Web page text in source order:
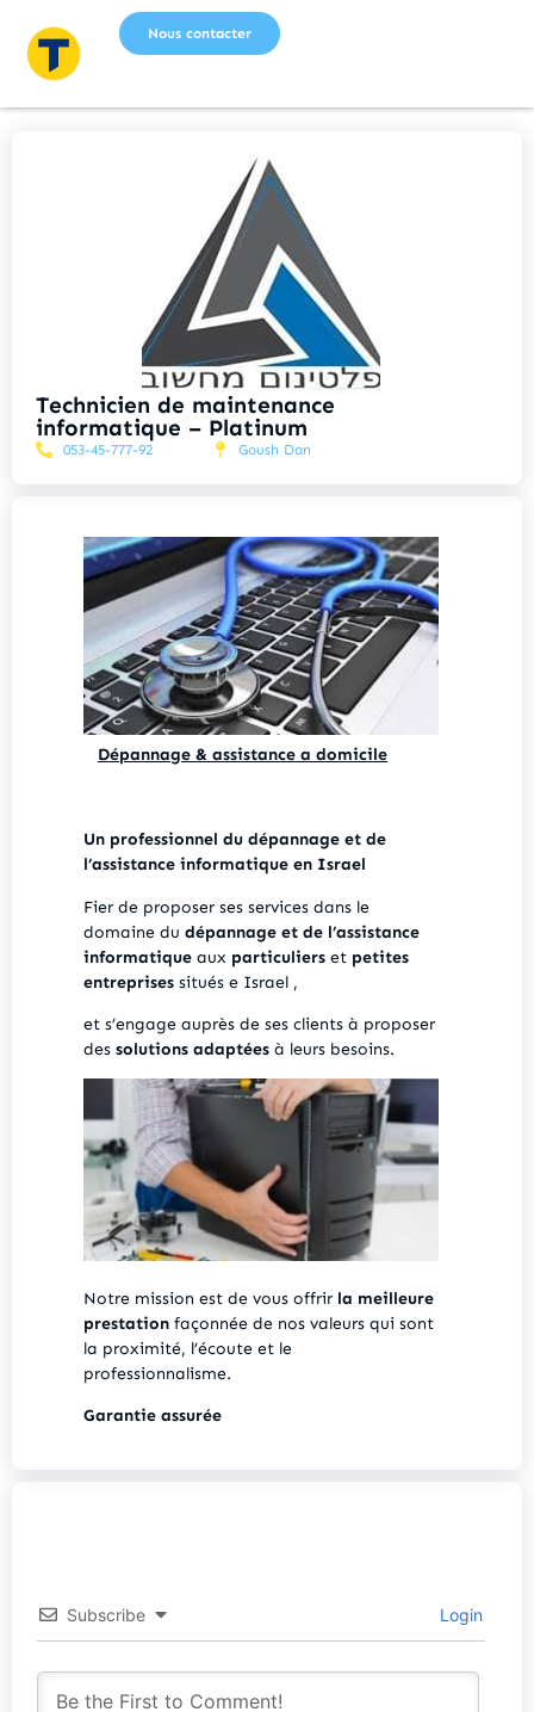
Nous contacter
Technicien de maintenance
informatique – Platinum
053-45-777-92 Goush Dan
Dépannage & assistance a domicile
Un professionnel du dépannage et de
l’assistance informatique en Israel
Fier de proposer ses services dans le
domaine du dépannage et de l’assistance
informatique aux particuliers et petites
entreprises situés e Israel ,
et s’engage auprès de ses clients à proposer
des solutions adaptées à leurs besoins.
Notre mission est de vous offrir la meilleure
prestation façonnée de nos valeurs qui sont
la proximité, l’écoute et le
professionnalisme.
Garantie assurée
Subscribe Login